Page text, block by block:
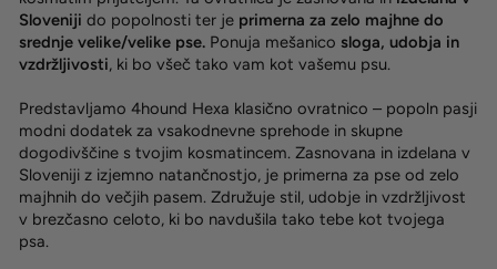
Sloveniji do popolnosti ter je primerna za zelo majhne do
srednje velike/velike pse. Ponuja mešanico sloga, udobja in
vzdržljivosti, ki bo všeč tako vam kot vašemu psu.
Predstavljamo 4hound Hexa klasično ovratnico – popoln pasji
modni dodatek za vsakodnevne sprehode in skupne
dogodivščine s tvojim kosmatincem. Zasnovana in izdelana v
Sloveniji z izjemno natančnostjo, je primerna za pse od zelo
majhnih do večjih pasem. Združuje stil, udobje in vzdržljivost
v brezčasno celoto, ki bo navdušila tako tebe kot tvojega
psa.